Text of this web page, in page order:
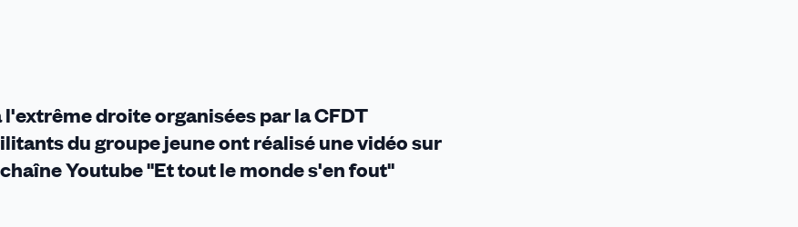
droite organisées par la CFDT
du groupe jeune ont réalisé une vidéo sur
Youtube "Et tout le monde s'en fout"